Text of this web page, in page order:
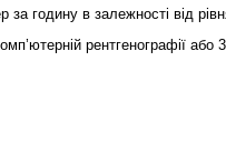
в залежності від рівня
рентгенографії або